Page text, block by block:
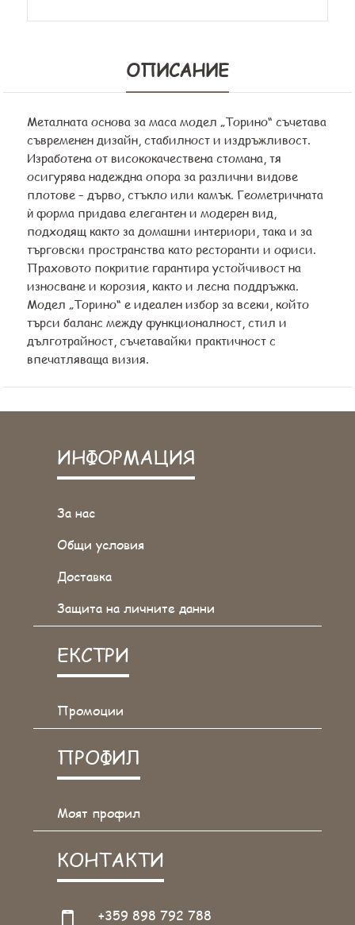
ОПИСАНИЕ
Металната основа за маса модел „Торино“ съчетава
съвременен дизайн, стабилност и издръжливост.
Изработена от висококачествена стомана, тя
осигурява надеждна опора за различни видове
плотове – дърво, стъкло или камък. Геометричната
ѝ форма придава елегантен и модерен вид,
подходящ както за домашни интериори, така и за
търговски пространства като ресторанти и офиси.
Праховото покритие гарантира устойчивост на
износване и корозия, както и лесна поддръжка.
Модел „Торино“ е идеален избор за всеки, който
търси баланс между функционалност, стил и
дълготрайност, съчетавайки практичност с
впечатляваща визия.
ИНФОРМАЦИЯ
За нас
Общи условия
Доставка
Защита на личните данни
ЕКСТРИ
Промоции
ПРОФИЛ
Моят профил
КОНТАКТИ
+359 898 792 788